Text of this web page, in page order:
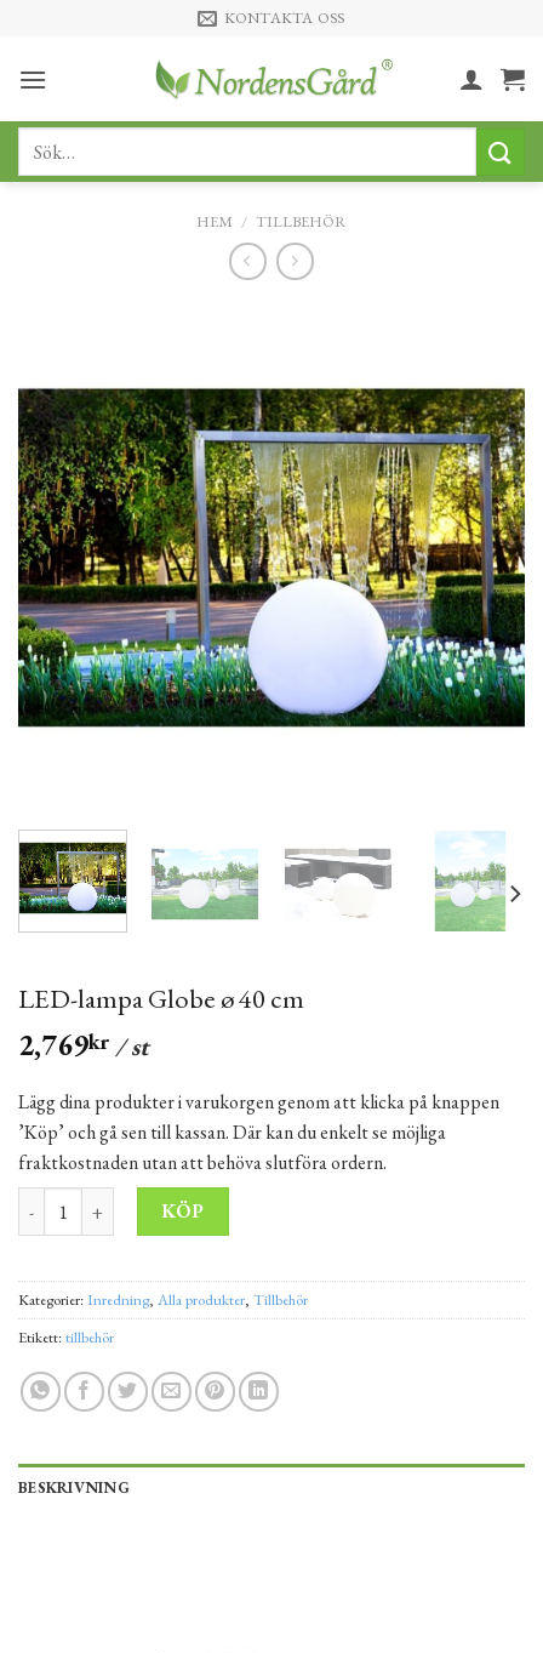
content
KONTAKTA OSS
Sök
HEM / TILLBEHÖR
LED-lampa Globe ø 40 cm
2,769kr / st
Lägg dina produkter i varukorgen genom att klicka på knappen
’Köp’ och gå sen till kassan. Där kan du enkelt se möjliga
fraktkostnaden utan att behöva slutföra ordern.
LED-lampa Globe ø 40 cm mängd
KÖP
Kategorier: Inredning, Alla produkter, Tillbehör
Etikett:tillbehör
BESKRIVNING